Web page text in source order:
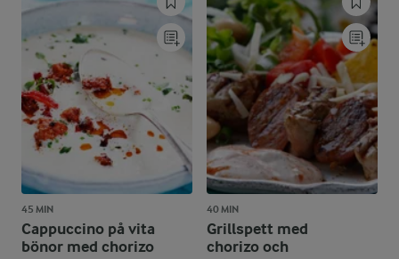
45 MIN
Cappuccino på vita
bönor med chorizo
40 MIN
Grillspett med
chorizo och